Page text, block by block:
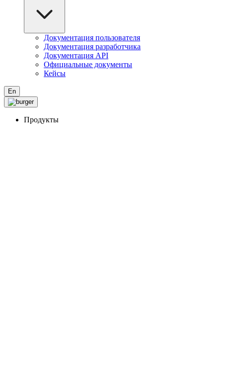
Документация пользователя
Документация разработчика
Документация API
Официальные документы
Кейсы
En
Продукты